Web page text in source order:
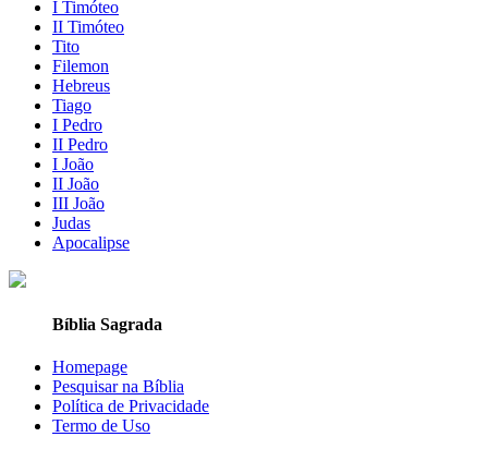
I Timóteo
II Timóteo
Tito
Filemon
Hebreus
Tiago
I Pedro
II Pedro
I João
II João
III João
Judas
Apocalipse
Bíblia Sagrada
Homepage
Pesquisar na Bíblia
Política de Privacidade
Termo de Uso